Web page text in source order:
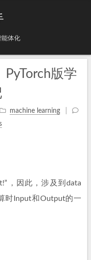
能体化
PyTorch版学
machine learning
，因此，涉及到data
时Input和Output的一